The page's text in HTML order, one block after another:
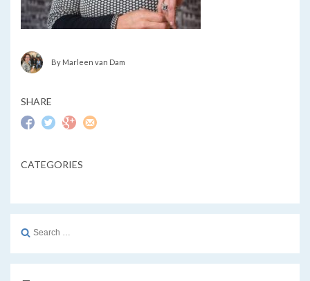
By Marleen van Dam
SHARE
CATEGORIES
Search